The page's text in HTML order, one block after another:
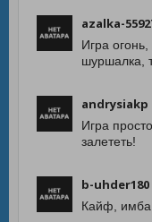
azalka-
Игра огонь,
шуршалка,
andrysiakp
Игра
залететь!
b-uhder180
Кайф, имба